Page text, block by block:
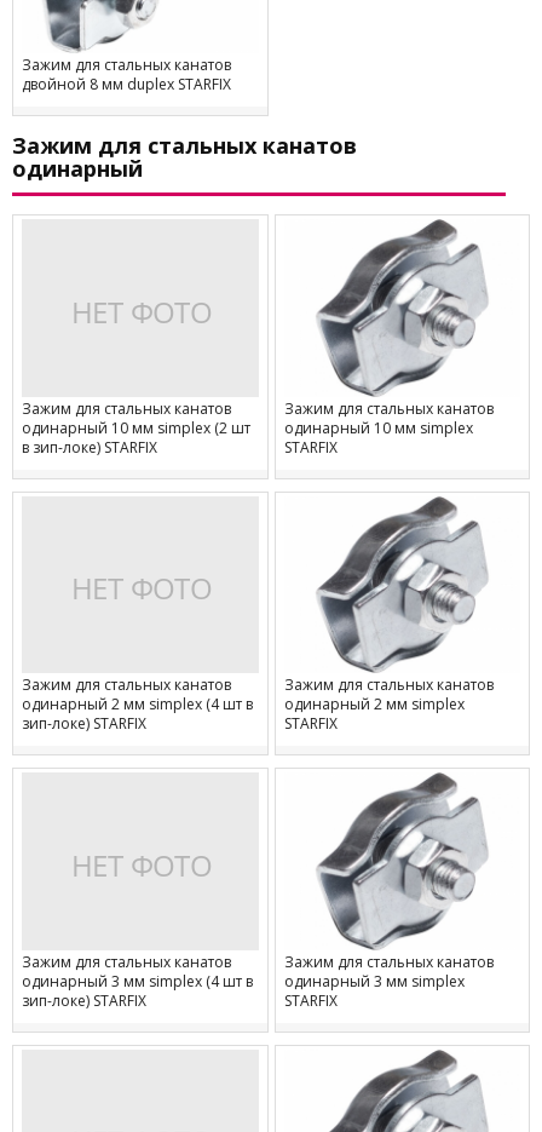
Зажим для стальных канатов
двойной 8 мм duplex STARFIX
Зажим для стальных канатов
одинарный
Зажим для стальных канатов
одинарный 10 мм simplex (2 шт
в зип-локе) STARFIX
Зажим для стальных канатов
одинарный 10 мм simplex
STARFIX
Зажим для стальных канатов
одинарный 2 мм simplex (4 шт в
зип-локе) STARFIX
Зажим для стальных канатов
одинарный 2 мм simplex
STARFIX
Зажим для стальных канатов
одинарный 3 мм simplex (4 шт в
зип-локе) STARFIX
Зажим для стальных канатов
одинарный 3 мм simplex
STARFIX